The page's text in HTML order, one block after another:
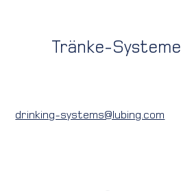
Tränke-Systeme
drinking-systems@lubing.com